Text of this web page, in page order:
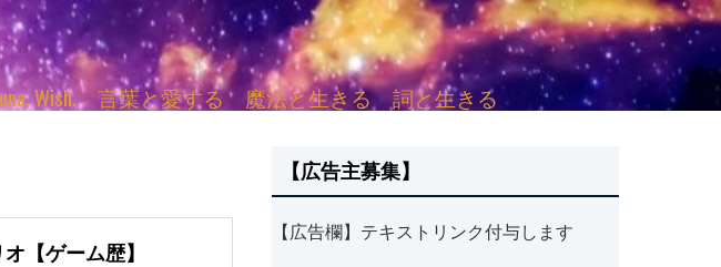
Wish. 言葉と愛する 魔法と生きる 詞と生きる
【ゲーム歴】
【広告主募集】
【広告欄】テキストリンク付与します